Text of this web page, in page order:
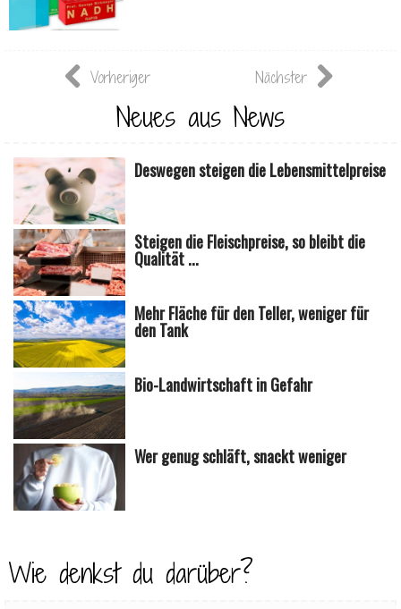
Vorheriger Nächster
Neues aus News
Deswegen steigen die Lebensmittelpreise
Steigen die Fleischpreise, so bleibt die
Qualität ...
Mehr Fläche für den Teller, weniger für
den Tank
Bio-Landwirtschaft in Gefahr
Wer genug schläft, snackt weniger
Wie denkst du darüber?